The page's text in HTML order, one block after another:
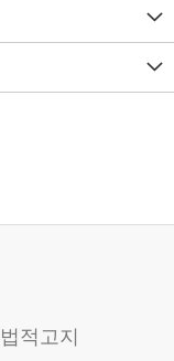
법적고지